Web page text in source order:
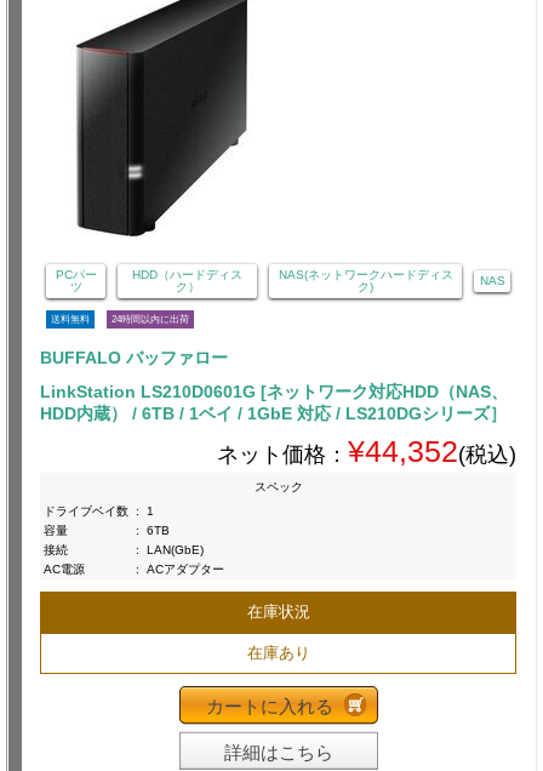
PCパー
ツ
HDD（ハードディス
ク）
NAS(ネットワークハードディス
ク)
NAS
送料無料 24時間以内に出荷
BUFFALO バッファロー
LinkStation LS210D0601G [ネットワーク対応HDD（NAS、
HDD内蔵） / 6TB / 1ベイ / 1GbE 対応 / LS210DGシリーズ］
ネット価格： ¥44,352(税込)
スペック
ドライブベイ数 :
1
容量
:
6TB
接続
:
LAN(GbE)
AC電源
: ACアダプター
在庫状況
在庫あり
カートに入れる
詳細はこちら